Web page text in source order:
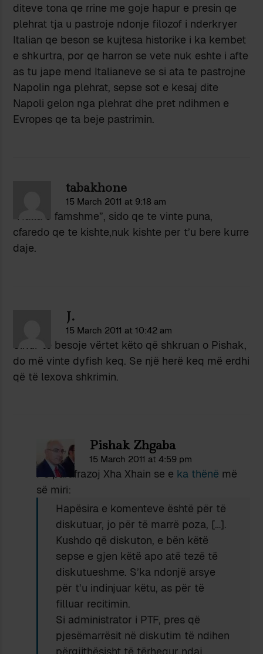
diteve tona qe rrine me goje hapur e presin qe
plehrat tja u pastroje ndonje filozof i nderkryer
Italian qe beson se kujtesa historike i ka kembet
e shkurtra, por qe harron se vete nuk eshte i afte
as tu jape mend Italianeve se si ata te pastrojne
Napolin nga plehrat, sepse sot e kesaj dite
Napoli gelon nga plehrat dhe pret ndihmen e
Evropes qe ta beje pastrimin.
tabakhone
15 March 2011 at 9:18 am
“Halla e famshme”, sido qe te vinte puna,
cfaredo qe te kishte,nuk kishte per t’u bere kurre
daje.
J.
15 March 2011 at 10:42 am
Sikur të besoje vërtet këto që shkruan o Pishak,
do më vinte dyfish keq. Se një herë keq më erdhi
që të lexova shkrimin.
Pishak Zhgaba
15 March 2011 at 4:59 pm
Po parafrazoj Xha Xhain se e ka thënë më
së miri:
Hapësira e komenteve është për të
diskutuar, jo për të marrë poza, […].
Kushdo që diskuton, e bën këtë
sepse e gjen këtë apo atë tezë të
diskutueshme. S’ka ndonjë arsye
për t’u indinjuar këtu, as për të
filluar recitimin.
Si administrator i PTF, pres që
pjesëmarrësit në diskutim të ndihen